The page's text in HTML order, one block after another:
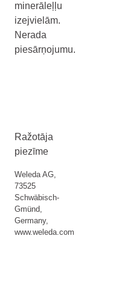
minerāleļļu
izejvielām.
Nerada
piesārņojumu.
Ražotāja
piezīme
Weleda AG,
73525
Schwäbisch-
Gmünd,
Germany,
www.weleda.com